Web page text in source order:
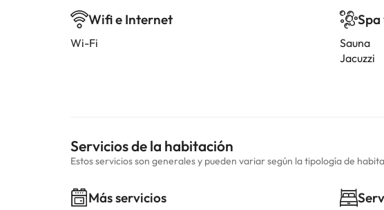
Wifi e Internet
Wi-Fi
Sauna
Jacuzzi
Servicios de la habitación
Estos servicios son generales y pueden variar según la tipología de
Más servicios